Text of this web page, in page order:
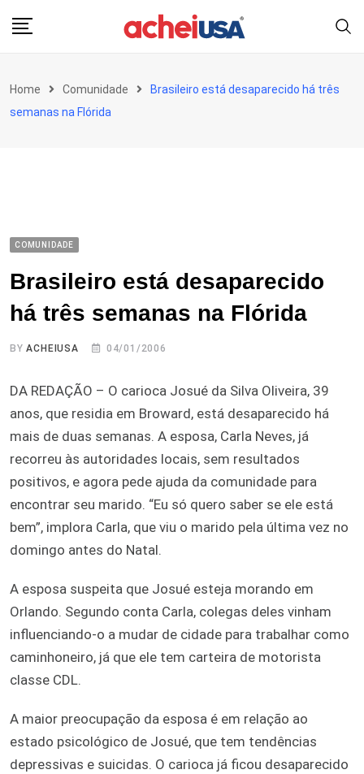
Home Comunidade
Brasileiro está desaparecido há três
semanas na Flórida
COMUNIDADE
Brasileiro está desaparecido
há três semanas na Flórida
BYACHEIUSA 04/01/2006
DA REDAÇÃO – O carioca Josué da Silva Oliveira, 39
anos, que residia em Broward, está desaparecido há
mais de duas semanas. A esposa, Carla Neves, já
recorreu às autoridades locais, sem resultados
positivos, e agora pede ajuda da comunidade para
encontrar seu marido. “Eu só quero saber se ele está
bem”, implora Carla, que viu o marido pela última vez no
domingo antes do Natal.
A esposa suspeita que Josué esteja morando em
Orlando. Segundo conta Carla, colegas deles vinham
influenciando-o a mudar de cidade para trabalhar como
caminhoneiro, já que ele tem carteira de motorista
classe CDL.
A maior preocupação da esposa é em relação ao
estado psicológico de Josué, que tem tendências
depressivas e suicidas. O carioca já ficou desaparecido